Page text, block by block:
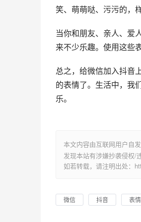
笑、萌萌哒、污污的，
当你和朋友、亲人、爱
来不少乐趣。使用这些
总之，给微信加入抖音
的表情了。生活中，我
乐。
本文内容由互联网用户自
发现本站有涉嫌抄袭侵权/
如若转载，请注明出处：
微信 抖音 表情